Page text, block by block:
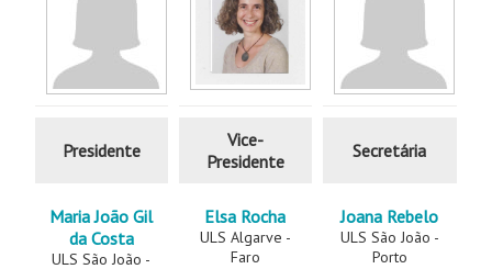
Presidente
Vice-
Presidente
Secretária
Maria João Gil
da Costa
ULS São João -
Elsa Rocha
ULS Algarve -
Faro
Joana Rebelo
ULS São João -
Porto